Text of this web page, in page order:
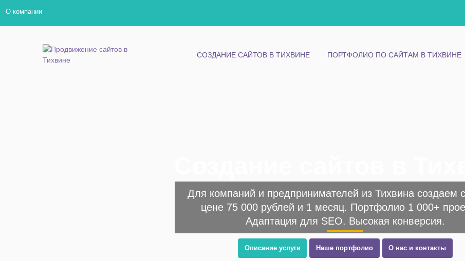
О компании
СОЗДАНИЕ САЙТОВ В ТИХВИНЕ ПОРТФОЛИО ПО САЙТАМ В ТИХВИНЕ
Для компаний и предпринимателей из Тихвина создаем
цене 75 000 рублей и 1 месяц. Портфолио 1 000+
Адаптация для SEO. Высокая конверсия.
Описание услуги Наше портфолио О нас и контакты